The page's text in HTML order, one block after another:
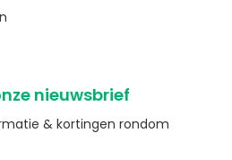
nieuwsbrief
& kortingen rondom